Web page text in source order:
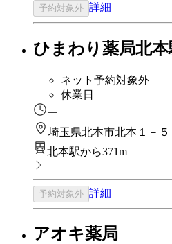
予約対象外 詳細
ひまわり薬局北本
ネット予約対象外
休業日
ー
埼玉県北本市北本１－
北本駅から371m
予約対象外 詳細
アオキ薬局